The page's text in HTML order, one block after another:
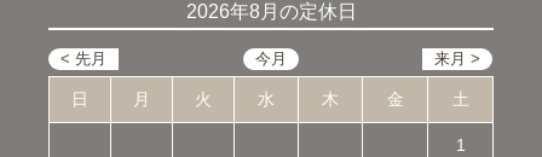
2026年8月の定休日
日 月 火 水 木 金 土
1